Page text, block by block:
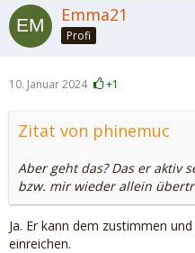
Emma21
Profi
10. Januar 2024 +1
Zitat von phinemuc
Aber geht das? Das er aktiv
bzw. mir wieder allein
Ja. Er kann dem zustimmen
einreichen.